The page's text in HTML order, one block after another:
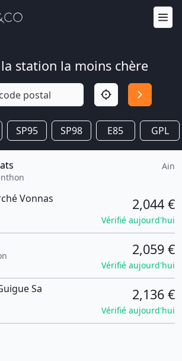
station la moins chère
SP95 SP98 E85 GPL
Ain
Vonnas 2,044 €
Vérifié aujourd'hui
2,059 €
Vérifié aujourd'hui
Sa 2,136 €
Vérifié aujourd'hui